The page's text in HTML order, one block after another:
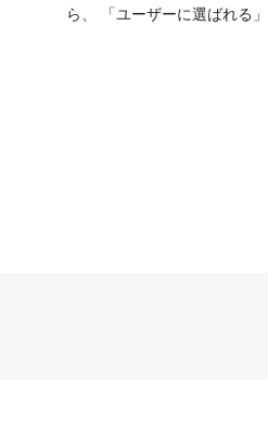
ら、 「ユーザーに選ばれる